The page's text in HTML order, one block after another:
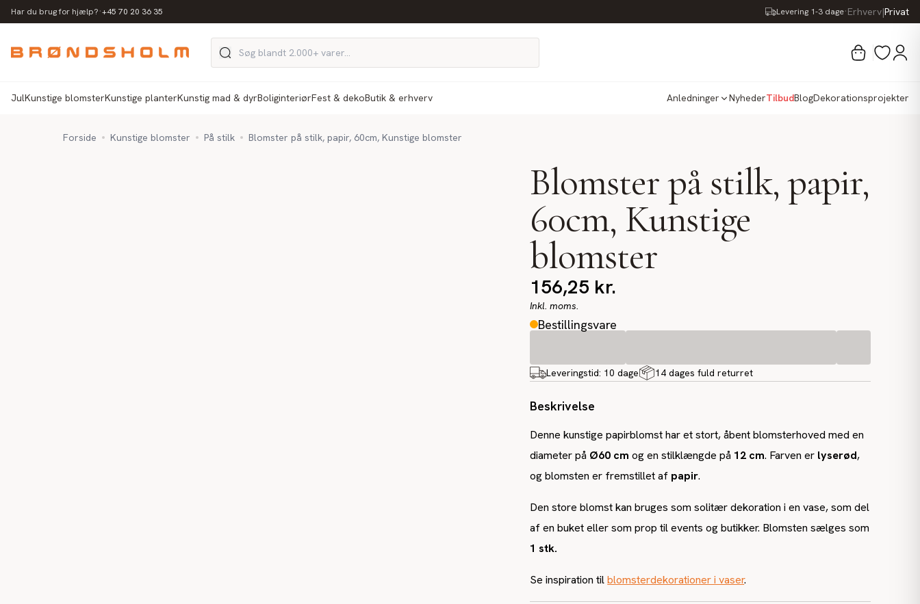
Har du brug for hjælp?·+45 70 20 36 35 Levering 1-3 dage·Erhverv|Privat
JulKunstige blomsterKunstige planterKunstig mad & dyrBoliginteriørFest & dekoButik & erhverv Anledninger NyhederTilbudBlogDekorationsprojekter
Forside Kunstige blomster På stilk Blomster på stilk, papir, 60cm, Kunstige blomster
Blomster på stilk, papir,
60cm, Kunstige
blomster
156,25 kr.
Inkl. moms.
Bestillingsvare
Leveringstid: 10 dage 14 dages fuld returret
Beskrivelse
Denne kunstige papirblomst har et stort, åbent blomsterhoved med en
diameter på Ø60 cm og en stilklængde på 12 cm. Farven er lyserød,
og blomsten er fremstillet af papir.
Den store blomst kan bruges som solitær dekoration i en vase, som del
af en buket eller som prop til events og butikker. Blomsten sælges som
1 stk.
Se inspiration tilblomsterdekorationer i vaser.